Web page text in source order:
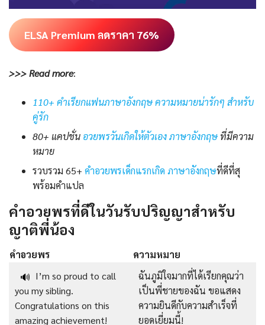
ELSA Premium ลดราคา 76%
>>> Read more:
110+ คำเรียกแฟนภาษาอังกฤษ ความหมายน่ารักๆ สำหรับ
คู่รัก
80+ แคปชั่น อวยพรวันเกิดให้ตัวเอง ภาษาอังกฤษ ที่มีความ
หมาย
รวบรวม 65+ คําอวยพรเด็กแรกเกิด ภาษาอังกฤษที่ดีที่สุ
พร้อมคำแปล
คำอวยพรที่ดีในวันรับปริญญาสำหรับ
ญาติพี่น้อง
คำอวยพร
ความหมาย
🔊 I’m so proud to call
you my sibling.
Congratulations on this
amazing achievement!
ฉันภูมิใจมากที่ได้เรียกคุณว่า
เป็นพี่ชายของฉัน ขอแสดง
ความยินดีกับความสำเร็จที่
ยอดเยี่ยมนี้!